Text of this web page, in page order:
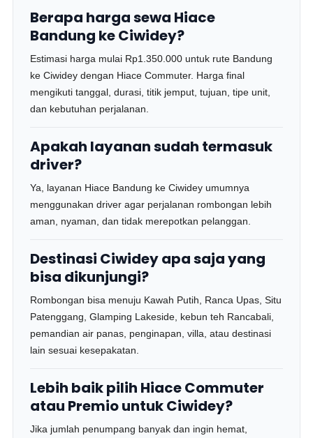
Berapa harga sewa Hiace
Bandung ke Ciwidey?
Estimasi harga mulai Rp1.350.000 untuk rute Bandung
ke Ciwidey dengan Hiace Commuter. Harga final
mengikuti tanggal, durasi, titik jemput, tujuan, tipe unit,
dan kebutuhan perjalanan.
Apakah layanan sudah termasuk
driver?
Ya, layanan Hiace Bandung ke Ciwidey umumnya
menggunakan driver agar perjalanan rombongan lebih
aman, nyaman, dan tidak merepotkan pelanggan.
Destinasi Ciwidey apa saja yang
bisa dikunjungi?
Rombongan bisa menuju Kawah Putih, Ranca Upas, Situ
Patenggang, Glamping Lakeside, kebun teh Rancabali,
pemandian air panas, penginapan, villa, atau destinasi
lain sesuai kesepakatan.
Lebih baik pilih Hiace Commuter
atau Premio untuk Ciwidey?
Jika jumlah penumpang banyak dan ingin hemat,